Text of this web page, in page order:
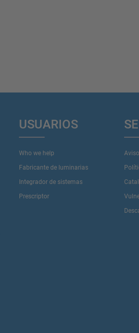
USUARIOS
Who we help
Fabricante de luminarias
Integrador de sistemas
Prescriptor